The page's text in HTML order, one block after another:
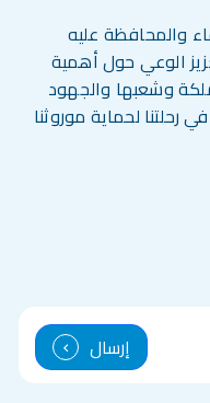
والمحافظة عليه
الوعي حول أهمية
وشعبها والجهود
رحلتنا لحماية موروثنا
إرسال